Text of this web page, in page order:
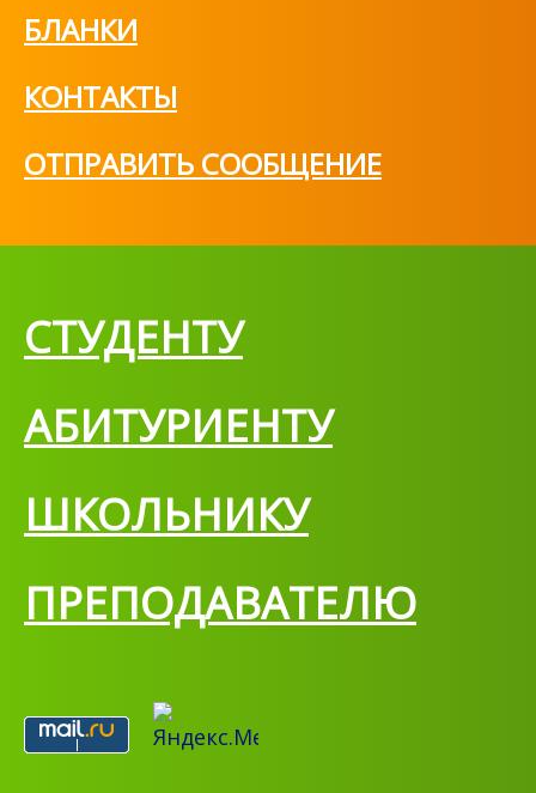
БЛАНКИ
КОНТАКТЫ
ОТПРАВИТЬ СООБЩЕНИЕ
СТУДЕНТУ
АБИТУРИЕНТУ
ШКОЛЬНИКУ
ПРЕПОДАВАТЕЛЮ